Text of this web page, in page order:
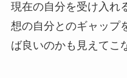
現在の自分を受け入れ
想の自分とのギャップ
ば良いのかも見えてこ